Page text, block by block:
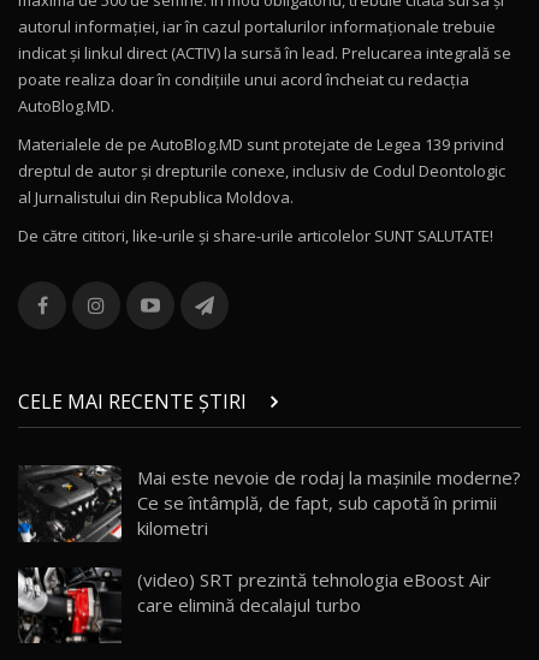
Drive AutoBlog.MD
16:27
11
Noul Volvo ES90 / Test Drive AutoBlog.MD
12
Noul MG HS / Test Drive AutoBlog.MD
16:48
13
combină aventura cu luxul / AutoBlog.MD
36:08
chinez care face lumea să se întoarcă după el
/ AutoBlog.MD
17:27
15 14:37
16
AutoBlogMD
13:10
autorul informației, iar în cazul portalurilor informaționale trebuie
indicat și linkul direct (ACTIV) la sursă în lead. Prelucarea integrală se
poate realiza doar în condițiile unui acord încheiat cu redacţia
AutoBlog.MD.
Materialele de pe AutoBlog.MD sunt protejate de Legea 139 privind
dreptul de autor și drepturile conexe, inclusiv de Codul Deontologic
al Jurnalistului din Republica Moldova.
De către cititori, like-urile şi share-urile articolelor SUNT SALUTATE!
CELE MAI RECENTE ȘTIRI
Mai este nevoie de rodaj la mașinile moderne?
Ce se întâmplă, de fapt, sub capotă în primii
kilometri
(video) SRT prezintă tehnologia eBoost Air
care elimină decalajul turbo